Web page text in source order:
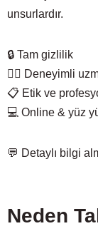
unsurlardır.
🔒 Tam gizlilik
🧑‍⚕️ Deneyimli
📋 Etik ve
💻 Online & yüz
💬 Detaylı bilgi
Neden